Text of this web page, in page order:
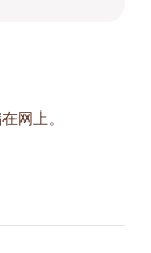
网上。